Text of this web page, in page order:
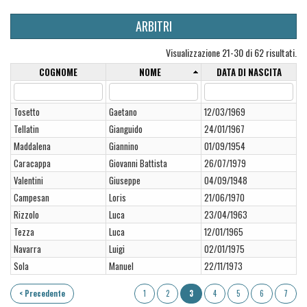
ARBITRI
Visualizzazione 21-30 di 62 risultati.
COGNOME NOME DATA DI NASCITA
Tosetto Gaetano
12/03/1969
Tellatin
Gianguido
24/01/1967
Maddalena
Giannino
01/09/1954
Caracappa
Giovanni Battista
26/07/1979
Valentini
Giuseppe
04/09/1948
Campesan
Loris
21/06/1970
Rizzolo
Luca
23/04/1963
Tezza
Luca
12/01/1965
Navarra
Luigi
02/01/1975
Sola
Manuel 22/11/1973
< Precedente 1 2 3 4 5 6 7